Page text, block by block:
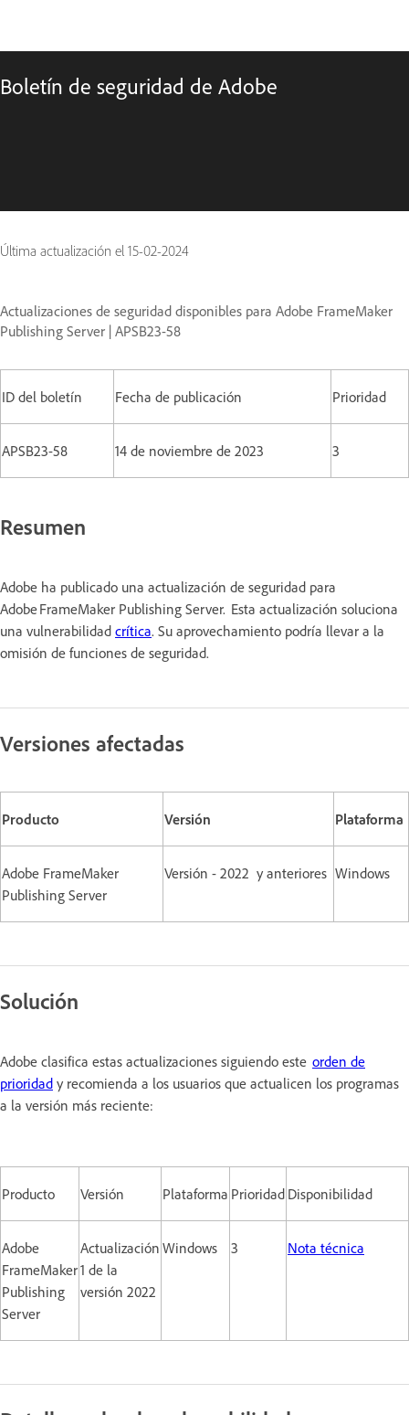
Boletín de seguridad de Adobe
Última actualización el 15-02-2024
Actualizaciones de seguridad disponibles para Adobe FrameMaker
Publishing Server | APSB23-58
ID del boletín Fecha de publicación Prioridad
APSB23-58 14 de noviembre de 2023 3
Resumen
Adobe ha publicado una actualización de seguridad para
Adobe FrameMaker Publishing Server. Esta actualización soluciona
una vulnerabilidad crítica. Su aprovechamiento podría llevar a la
omisión de funciones de seguridad.
Versiones afectadas
Producto Versión Plataforma
Adobe FrameMaker
Publishing Server
Versión - 2022 y anteriores Windows
Solución
Adobe clasifica estas actualizaciones siguiendo este orden de
prioridad y recomienda a los usuarios que actualicen los programas
a la versión más reciente:
Producto Versión Plataforma Prioridad Disponibilidad
Adobe
FrameMaker
Publishing
Server
Actualización
1 de la
versión 2022
Windows 3 Nota técnica